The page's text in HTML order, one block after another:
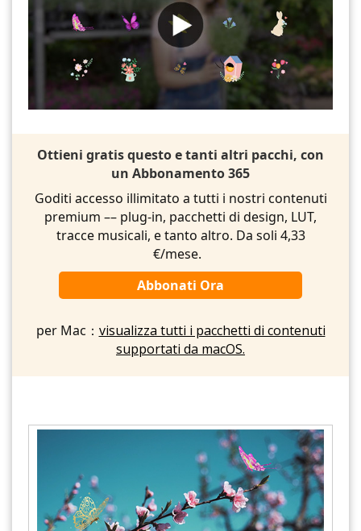
Ottieni gratis questo e tanti altri pacchi, con
un Abbonamento 365
Goditi accesso illimitato a tutti i nostri contenuti
premium –– plug-in, pacchetti di design, LUT,
tracce musicali, e tanto altro. Da soli 4,33
€/mese.
Abbonati Ora
per Mac： visualizza tutti i pacchetti di contenuti
supportati da macOS.